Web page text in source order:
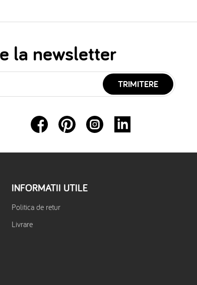
la newsletter
TRIMITERE
INFORMATII UTILE
Politica de retur
Livrare